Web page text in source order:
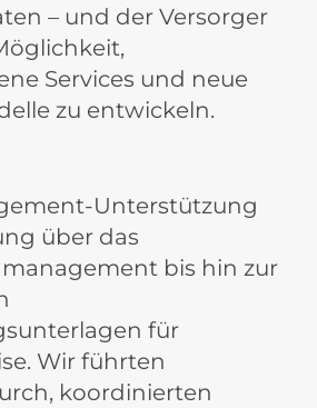
– und der Versorger
Services und neue
zu entwickeln.
Unterstützung
über das
bis hin zur
für
Wir führten
koordinierten